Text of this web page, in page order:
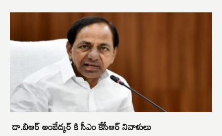
డా.బిఆర్ అంబేద్కర్ కి సీఎం కేసీఆర్ నివాళులు